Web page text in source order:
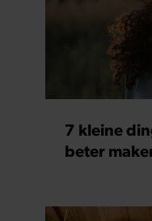
7 kleine
beter